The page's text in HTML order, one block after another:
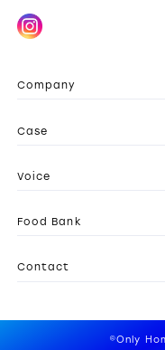
Company
Case
Voice
Food Bank
Contact
©Only